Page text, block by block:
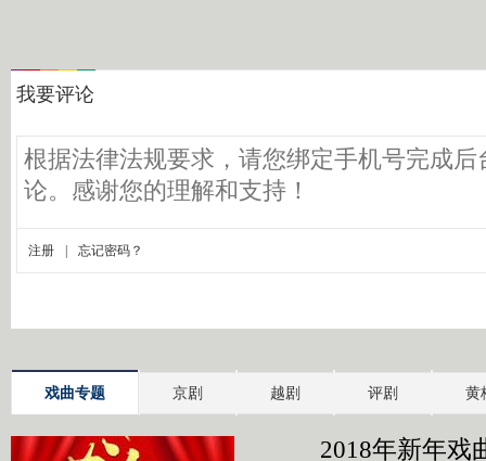
戏曲专题 京剧 越剧 评剧 黄
2018年新年戏